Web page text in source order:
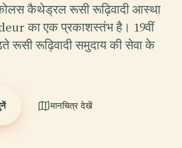
कैथेड्रल रूसी रूढ़िवादी आस्था
का एक प्रकाशस्तंभ है। 19वीं
रूसी रूढ़िवादी समुदाय की सेवा के
मानचित्र देखें